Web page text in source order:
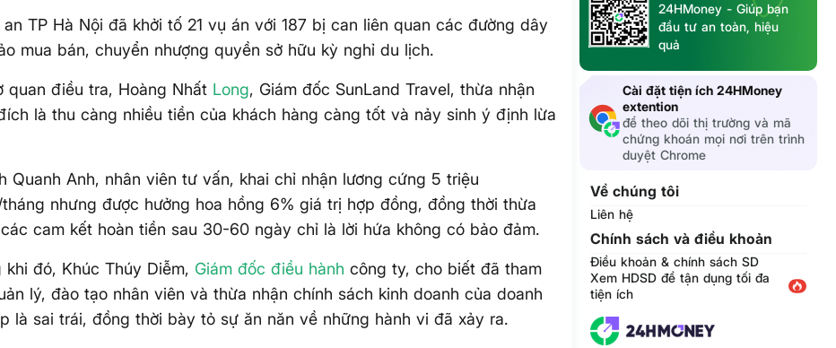
an TP Hà Nội đã khởi tố 21 vụ án với 187 bị can liên quan các đường dây
mua bán, chuyển nhượng quyền sở hữu kỳ nghỉ du lịch.
quan điều tra, Hoàng Nhất Long, Giám đốc SunLand Travel, thừa nhận
là thu càng nhiều tiền của khách hàng càng tốt và nảy sinh ý định lừa
Quanh Anh, nhân viên tư vấn, khai chỉ nhận lương cứng 5 triệu
nhưng được hưởng hoa hồng 6% giá trị hợp đồng, đồng thời thừa
cam kết hoàn tiền sau 30-60 ngày chỉ là lời hứa không có bảo đảm.
khi đó, Khúc Thúy Diễm, Giám đốc điều hành công ty, cho biết đã tham
lý, đào tạo nhân viên và thừa nhận chính sách kinh doanh của doanh
là sai trái, đồng thời bày tỏ sự ăn năn về những hành vi đã xảy ra.
24HMoney - Giúp bạn
đầu tư an toàn, hiệu
quả
Cài đặt tiện ích 24HMoney
extention
để theo dõi thị trường và mã
chứng khoán mọi nơi trên trình
duyệt Chrome
Về chúng tôi
Liên hệ
Chính sách và điều khoản
Điều khoản & chính sách SD
Xem HDSD để tận dụng tối đa
tiện ích